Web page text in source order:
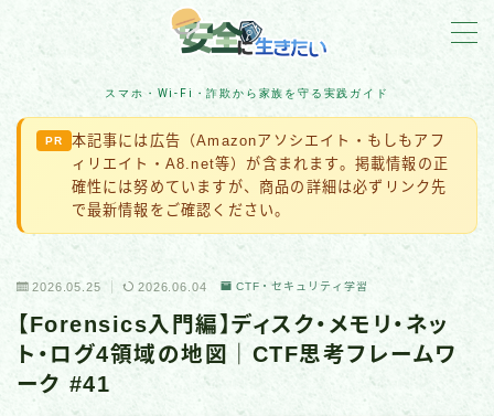
スマホ・Wi-Fi・詐欺から家族を守る実践ガイド
MENU
詐欺対策
住宅防犯
アカウント保護
スマホ・Wi-Fi・IoT
ネット脅威・最新ニュース
PR
本記事には広告（Amazonアソシエイト・もしもアフ
ィリエイト・A8.net等）が含まれます。掲載情報の正
確性には努めていますが、商品の詳細は必ずリンク先
で最新情報をご確認ください。
2026.05.25 2026.06.04 CTF・セキュリティ学習
【Forensics入門編】ディスク・メモリ・ネッ
ト・ログ4領域の地図｜CTF思考フレームワ
ーク #41